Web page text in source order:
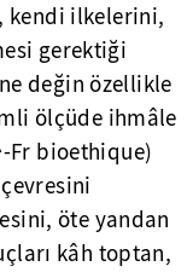
kendi ilkelerini,
gerektiği
değin özellikle
ölçüde ihmâle
Fr bioethique)
öte yandan
kâh toptan,